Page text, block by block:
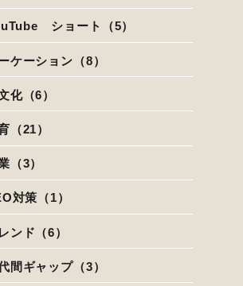
ショート（5）
ケーション（8）
化（6）
（21）
（3）
対策（1）
ンド（6）
間ギャップ（3）